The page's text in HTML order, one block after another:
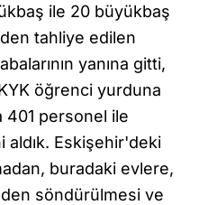
ile 20 büyükbaş
tahliye edilen
yanına gitti,
öğrenci yurduna
401 personel ile
aldık. Eskişehir'deki
buradaki evlere,
söndürülmesi ve